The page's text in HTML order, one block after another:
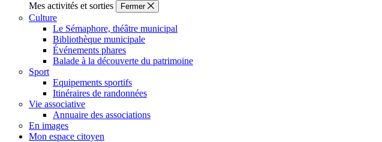
Mes activités et sorties
Fermer
Culture
Le Sémaphore, théâtre municipal
Bibliothèque municipale
Événements phares
Balade à la découverte du patrimoine
Sport
Equipements sportifs
Itinéraires de randonnées
Vie associative
Annuaire des associations
En images
Mon espace citoyen